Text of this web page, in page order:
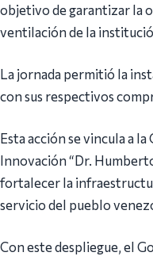
objetivo de garantizar la
ventilación de la
La jornada permitió la
con sus respectivos
Esta acción se vincula a
Innovación “Dr.
fortalecer la
servicio del pueblo
Con este despliegue, el